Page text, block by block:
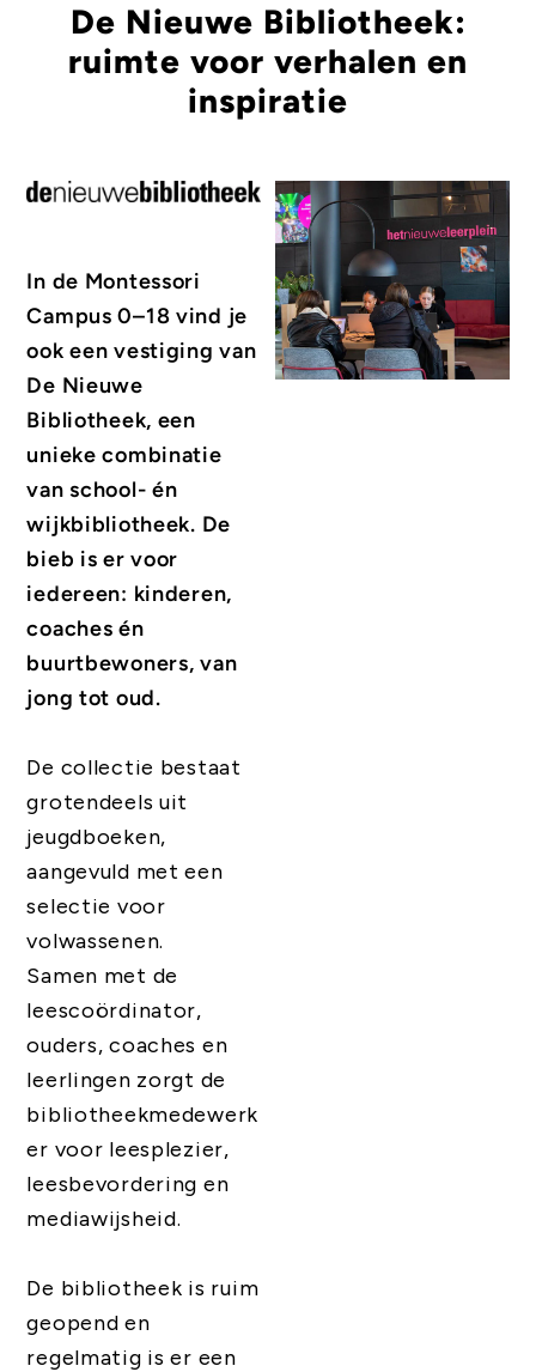
De Nieuwe Bibliotheek:
ruimte voor verhalen en
inspiratie
In de Montessori
Campus 0–18 vind je
ook een vestiging van
De Nieuwe
Bibliotheek, een
unieke combinatie
van school- én
wijkbibliotheek. De
bieb is er voor
iedereen: kinderen,
coaches én
buurtbewoners, van
jong tot oud.
De collectie bestaat
grotendeels uit
jeugdboeken,
aangevuld met een
selectie voor
volwassenen.
Samen met de
leescoördinator,
ouders, coaches en
leerlingen zorgt de
bibliotheekmedewerk
er voor leesplezier,
leesbevordering en
mediawijsheid.
De bibliotheek is ruim
geopend en
regelmatig is er een